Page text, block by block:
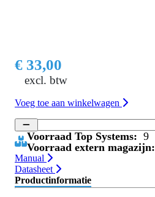
€ 33,00
excl. btw
Voeg toe aan winkelwagen
Voorraad Top Systems: 9
Voorraad extern magazijn:
Manual
Datasheet
Productinformatie